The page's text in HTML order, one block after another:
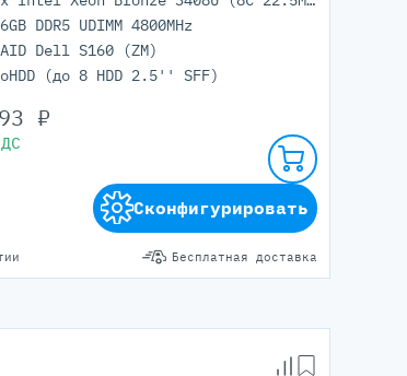
DDR5 UDIMM 4800MHz
Dell S160 (ZM)
(до 8 HDD 2.5'' SFF)
Бесплатная доставка
₽
Сконфигурировать